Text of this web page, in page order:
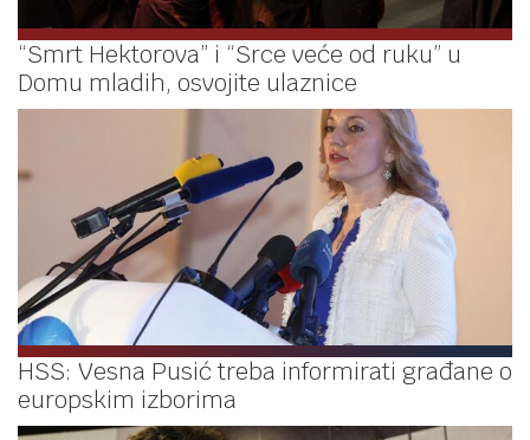
“Smrt Hektorova” i “Srce veće od ruku” u
Domu mladih, osvojite ulaznice
HSS: Vesna Pusić treba informirati građane o
europskim izborima